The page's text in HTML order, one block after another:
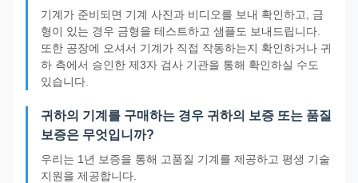
기계가 준비되면 기계 사진과 비디오를 보내 확인하고, 금
형이 있는 경우 금형을 테스트하고 샘플도 보내드립니다.
또한 공장에 오셔서 기계가 직접 작동하는지 확인하거나 귀
하 측에서 승인한 제3자 검사 기관을 통해 확인하실 수도
있습니다.
귀하의 기계를 구매하는 경우 귀하의 보증 또는 품질
보증은 무엇입니까?
우리는 1년 보증을 통해 고품질 기계를 제공하고 평생 기술
지원을 제공합니다.